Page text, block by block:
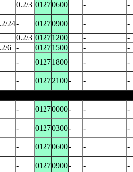
0.2/3 01270600 - -
24- 01270900 -
-
0.2/3 01271200 -
-
6 - 01271500 -
-
- 01271800 - -
- 01272100- -
-
- 01270000- - -
- 01270300- - -
- 01270600- - -
- 01270900- - -